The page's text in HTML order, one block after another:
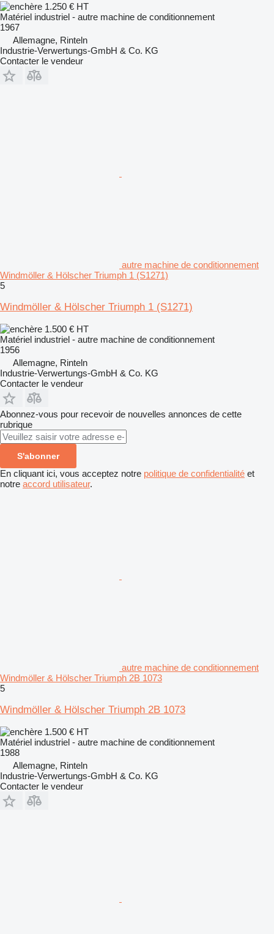
1.250 € HT
Matériel industriel - autre machine de conditionnement
1967
Allemagne, Rinteln
Industrie-Verwertungs-GmbH & Co. KG
Contacter le vendeur
autre machine de conditionnement
Windmöller & Hölscher Triumph 1 (S1271)
5
Windmöller & Hölscher Triumph 1 (S1271)
1.500 € HT
Matériel industriel - autre machine de conditionnement
1956
Allemagne, Rinteln
Industrie-Verwertungs-GmbH & Co. KG
Contacter le vendeur
Abonnez-vous pour recevoir de nouvelles annonces de cette
rubrique
S'abonner
En cliquant ici, vous acceptez notre politique de confidentialité et
notre accord utilisateur.
autre machine de conditionnement
Windmöller & Hölscher Triumph 2B 1073
5
Windmöller & Hölscher Triumph 2B 1073
1.500 € HT
Matériel industriel - autre machine de conditionnement
1988
Allemagne, Rinteln
Industrie-Verwertungs-GmbH & Co. KG
Contacter le vendeur